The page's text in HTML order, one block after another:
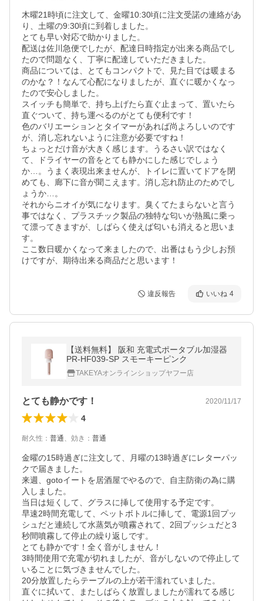
木曜21時頃に注文して、金曜10:30頃に注文受諾の連絡があ
り、土曜の9:30頃に到着しました。
とても早い対応で助かりました。
配送は佐川急便でしたが、配達日時指定が出来る商品でし
たので問題なく、丁寧に配達していただきました。
商品については、とてもコンパクトで、見た目では暖まる
のかな？！なんて心配になりましたが、直ぐに暖かくなっ
たので安心しました。
スイッチも簡単で、持ち上げたら直ぐ止まって、置いたら
直ぐついて、持ち運べるのがとても便利です！
色のバリエーションとタイマーがあれば尚よろしいのです
が、消し忘れないように注意が必要ですね！
ちょっとだけ音が大きく感じます。うるさい訳ではなく
て、ドライヤーの音をとても静かにした感じでしょう
か…。うまく表現出来ませんが、トイレに置いてドアを閉
めても、廊下に音が聞こえます。消し忘れ防止のためでし
ょうか…。
それからニオイが気になります。臭くてたまらないと言う
事ではなく、プラスチック製品の独特な匂いが熱風に乗っ
て漂ってきますが、しばらく使えば匂いも消えると思いま
す。
ここ数日暖かくなって来ましたので、出番はもう少しお預
けですが、期待出来る商品だと思います！
違反報告 いいね 4
【送料無料】 阪和 充電式ポータブル加湿器
PR-HF039-SP スモーキーピンク
TAKEYAオンラインショップヤフー店
とても静かです！ 2020/11/17
4
耐久性 ： 普通、 効き ： 普通
金曜の15時過ぎに注文して、月曜の13時過ぎにレターパッ
クで届きました。
来週、gotoイートを居酒屋でやるので、自主防衛の為に購
入しました。
当日は短くして、グラスに挿して使用する予定です。
早速2時間充電して、ペットボトルに挿して、電源1回プッ
シュだと連続して水蒸気が噴霧されて、2回プッシュだと3
秒間噴霧して停止の繰り返しです。
とても静かです！全く音がしません！
3時間使用で充電が切れましたが、音がしないので停止して
いることに気づきませんでした。
20分放置したらテーブルの上が若干濡れていました。
直ぐに拭いて、またしばらく放置しましたが濡れてる感じ